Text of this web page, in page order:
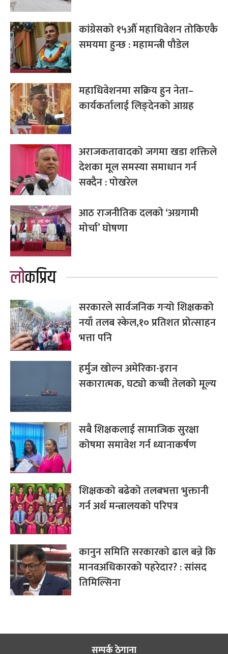
कांग्रेसको १५औँ महाधिवेशन तोकिएकै
समयमा हुन्छ : महामन्त्री पौडेल
महाधिवेशनमा सक्रिय हुन नेता–
कार्यकर्तालाई लिङ्देनको आग्रह
अराजकतावादको जगमा खडा शक्तिले
देशका मूल समस्या समाधान गर्न
सक्दैन : पोखरेल
आठ राजनीतिक दलको ‘अग्रगामी
मोर्चा’ घोषणा
लोकप्रिय
सरकारले सार्वजनिक गर्‍यो शिक्षकको
नयाँ तलब स्केल,१० प्रतिशत प्रोत्साहन
भत्ता पनि
हर्मुज खोल्न अमेरिका-इरान
सकारात्मक, घट्यो कच्ची तेलको मूल्य
सबै शिक्षकलाई सामाजिक सुरक्षा
कोषमा समावेश गर्न ध्यानाकर्षण
शिक्षकको बढेको तलबभत्ता भुक्तानी
गर्न अर्थ मन्त्रालयको परिपत्र
कानुन समिति सरकारको ढाल बन्ने कि
मानवअधिकारको पहरेदार? : सांसद
तिमिल्सिना
सम्पर्क ठेगाना